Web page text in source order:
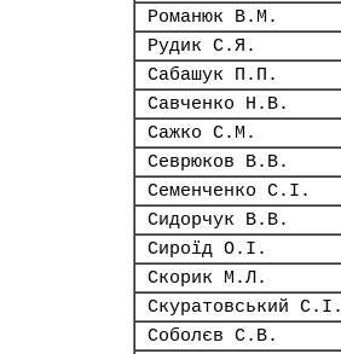
Романюк В.М.
Рудик С.Я.
Сабашук П.П.
Савченко Н.В.
Сажко С.М.
Севрюков В.В.
Семенченко С.І.
Сидорчук В.В.
Сироїд О.І.
Скорик М.Л.
Скуратовський С.І.
Соболєв С.В.